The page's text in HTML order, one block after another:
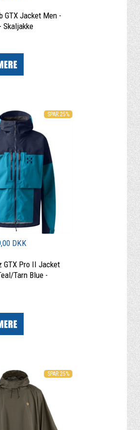
GTX Jacket Men -
Skaljakke
SPAR 25%
DKK
GTX Pro II Jacket
Tarn Blue -
SPAR 25%